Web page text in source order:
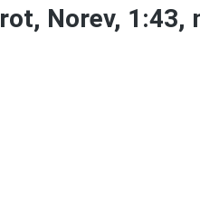
Norev, 1:43,